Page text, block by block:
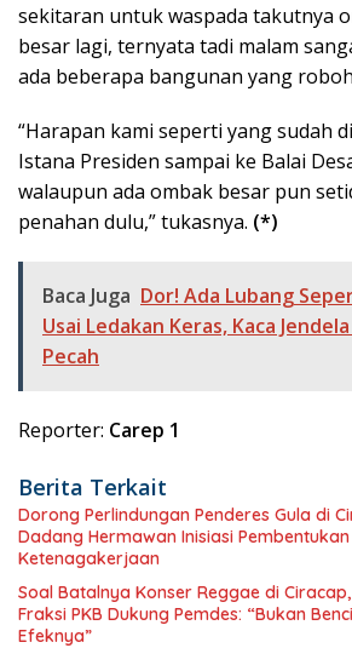
sekitaran untuk waspada takutnya
besar lagi, ternyata tadi malam
ada beberapa bangunan yang
“Harapan kami seperti yang sudah
Istana Presiden sampai ke Balai
walaupun ada ombak besar pun
penahan dulu,” tukasnya. (*)
Baca Juga Dor! Ada Lubang
Usai Ledakan Keras, Kaca
Pecah
Reporter: Carep 1
Berita Terkait
Dorong Perlindungan Penderes Gula di
Dadang Hermawan Inisiasi Pembentukan
Ketenagakerjaan
Soal Batalnya Konser Reggae di
Fraksi PKB Dukung Pemdes: “Bukan
Efeknya”